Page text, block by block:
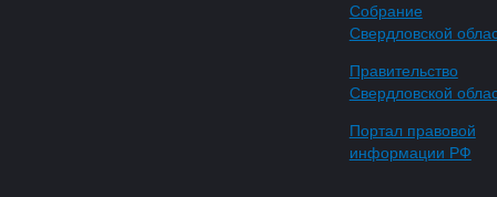
Собрание
Свердловской
Правительство
Свердловской
Портал правовой
информации РФ